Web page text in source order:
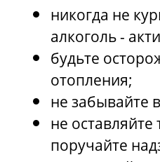
никогда не
алкоголь -
будьте
отопления;
не забывайте
не
поручайте